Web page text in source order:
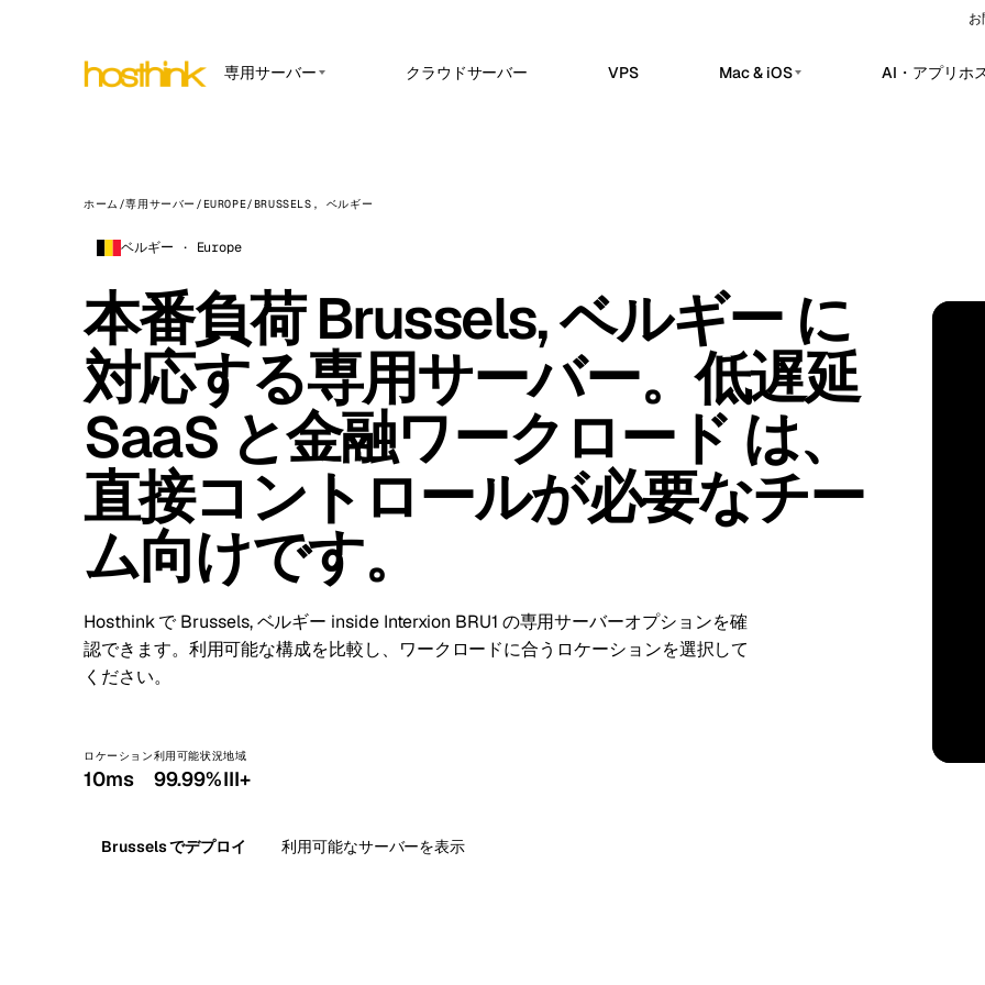
専用サーバー
ヨーロッパ サーバー (32)
南米 サーバー (4)
北米 サーバー (16)
オセアニア サーバー (2)
Istanbul トルコ アイスランド
London
Manchester 英国 Milan
Novi Travnik ボスニア・ヘルツェゴビナ Oslo
Prague チェコ Siauliai
Stockholm スウェーデン Tallinn
クラウドサーバー VPS Mac & iOS AI・アプリホ
ドなコントロールプレーン。
Uptime Kuma ホスト済み
稼働監視、SSL モニタリング、アラート、ス
テータスページ。
推論ワークロード
GPU AI サーバー
専用 GPU インフラ
専用 LLM サーバー
Self-hosted AI スタック
ホーム /専用サーバー /EUROPE/BRUSSELS, ベルギー
ベルギー · Europe
本番負荷 Brussels, ベルギー に
対応する専用サーバー。低遅延
SaaS と金融ワークロード は、
直接コントロールが必要なチー
ム向けです。
Hosthink で Brussels, ベルギー inside Interxion BRU1 の専用サーバーオプションを確
認できます。利用可能な構成を比較し、ワークロードに合うロケーションを選択して
ください。
ロケーション
10ms
利用可能状況
99.99%
地域
III+
Brussels でデプロイ 利用可能なサーバーを表示